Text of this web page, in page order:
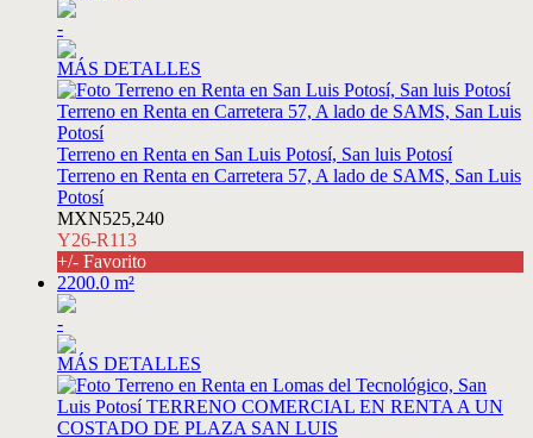
-
MÁS DETALLES
Terreno en Renta en San Luis Potosí, San luis Potosí
Terreno en Renta en Carretera 57, A lado de SAMS, San Luis
Potosí
MXN525,240
Y26-R113
+/- Favorito
2200.0 m²
-
MÁS DETALLES